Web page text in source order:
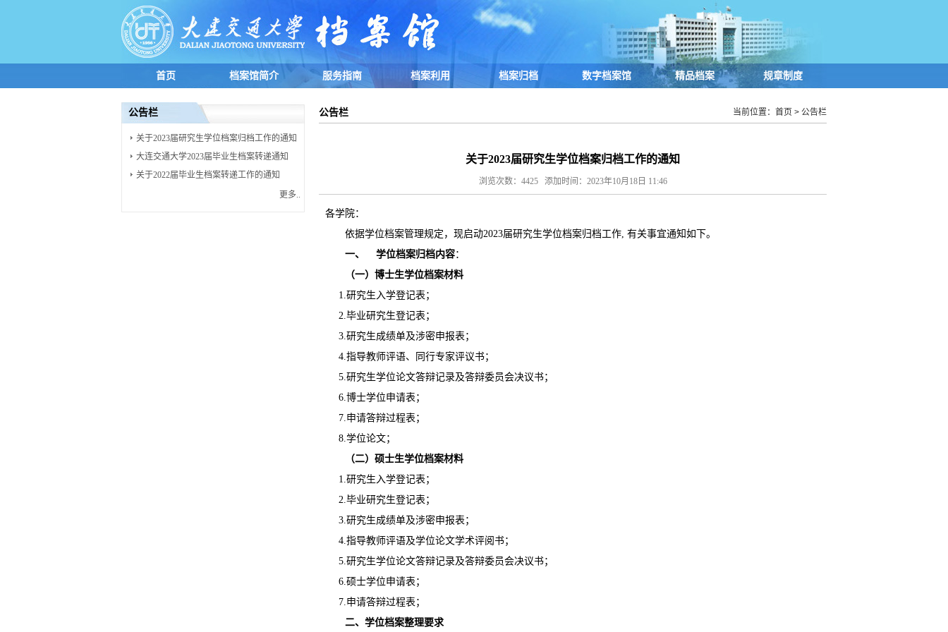
首页 档案馆简介 服务指南 档案利用 档案归档 数字档案馆 精品档案 规章制度
公告栏
关于2023届研究生学位档案归档工作的通知
大连交通大学2023届毕业生档案转递通知
关于2022届毕业生档案转递工作的通知
更多..
公告栏 当前位置： 首页 > 公告栏
关于2023届研究生学位档案归档工作的通知
浏览次数：4425 添加时间：2023年10月18日 11:46
各学院：
依据学位档案管理规定，现启动2023届研究生学位档案归档工作, 有关事宜通知如下。
一、 学位档案归档内容：
（一）博士生学位档案材料
1.研究生入学登记表；
2.毕业研究生登记表；
3.研究生成绩单及涉密申报表；
4.指导教师评语、同行专家评议书；
5.研究生学位论文答辩记录及答辩委员会决议书；
6.博士学位申请表；
7.申请答辩过程表；
8.学位论文；
（二）硕士生学位档案材料
1.研究生入学登记表；
2.毕业研究生登记表；
3.研究生成绩单及涉密申报表；
4.指导教师评语及学位论文学术评阅书；
5.研究生学位论文答辩记录及答辩委员会决议书；
6.硕士学位申请表；
7.申请答辩过程表；
二、学位档案整理要求